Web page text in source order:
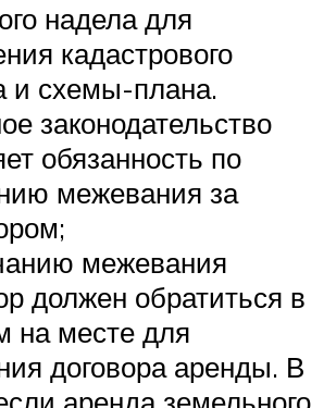
надела для
кадастрового
и схемы-плана.
законодательство
обязанность по
межевания за
межевания
должен обратиться в
на месте для
договора аренды. В